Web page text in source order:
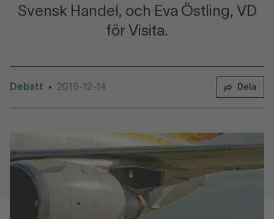
Svensk Handel, och Eva Östling, VD
för Visita.
Debatt • 2016-12-14 Dela